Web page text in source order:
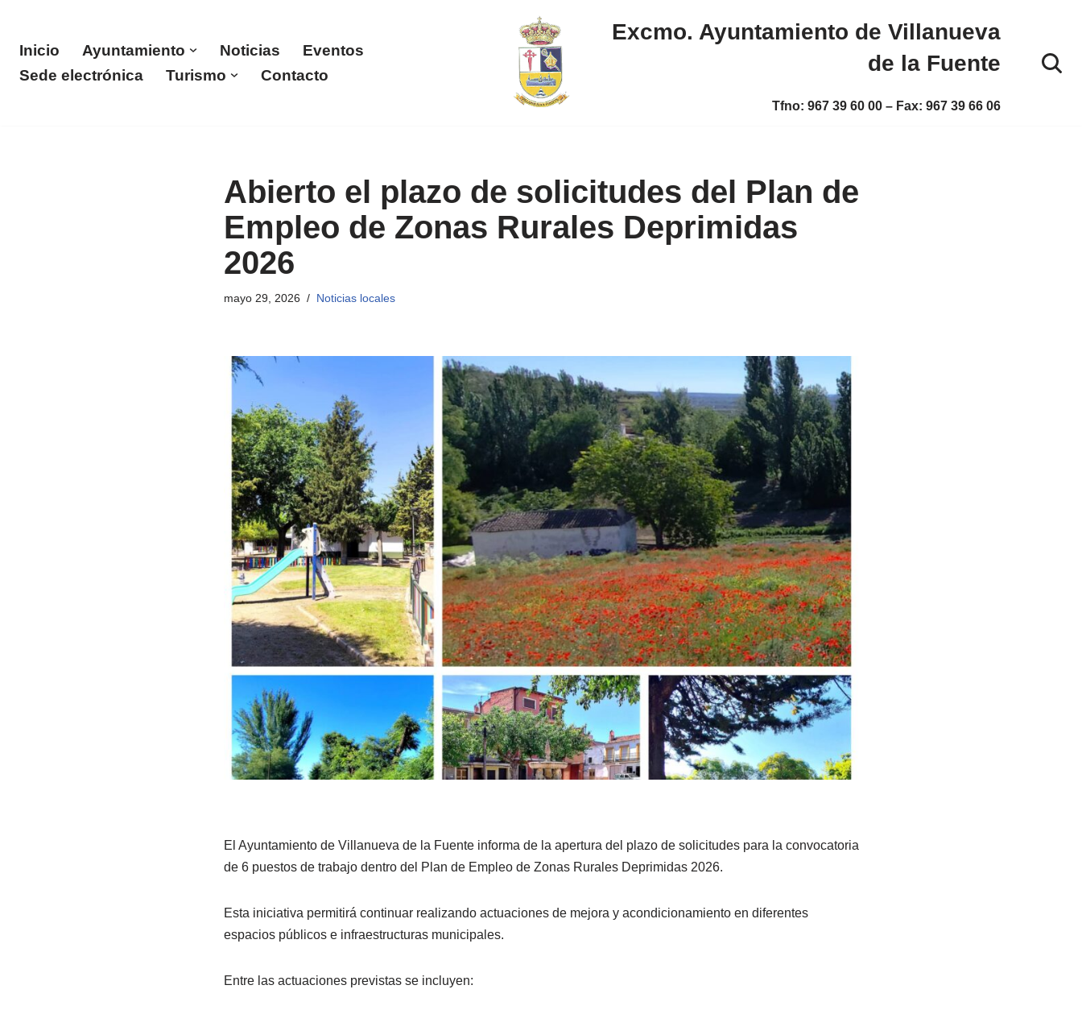
Saltar
Inicio Ayuntamiento Noticias
Eventos
Sede electrónica
Turismo Contacto
Excmo. Ayuntamiento de Villanueva
de la Fuente
Tfno: 967 39 60 00 – Fax: 967 39 66 06
Abierto el plazo de solicitudes del Plan de
Empleo de Zonas Rurales Deprimidas
2026
mayo 29, 2026 Noticias locales
El Ayuntamiento de Villanueva de la Fuente informa de la apertura del plazo de solicitudes para la convocatoria
de 6 puestos de trabajo dentro del Plan de Empleo de Zonas Rurales Deprimidas 2026.
Esta iniciativa permitirá continuar realizando actuaciones de mejora y acondicionamiento en diferentes
espacios públicos e infraestructuras municipales.
Entre las actuaciones previstas se incluyen: